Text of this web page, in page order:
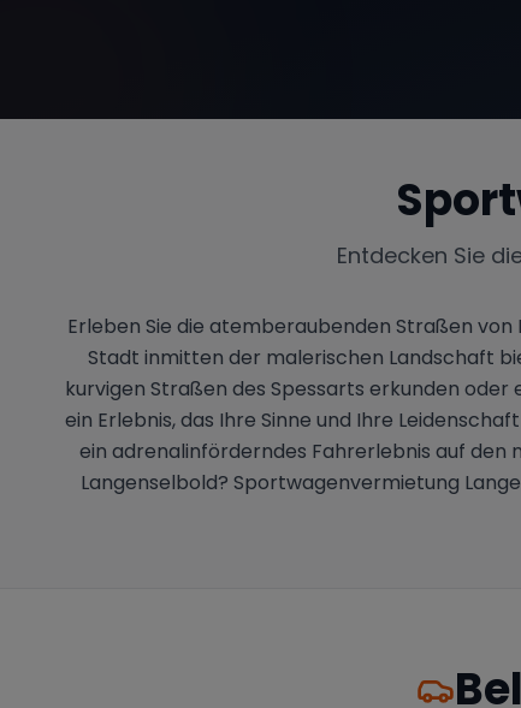
Entdecken Sie
Erleben Sie die atemberaubenden Straßen von
Stadt inmitten der malerischen Landschaft
kurvigen Straßen des Spessarts erkunden
ein Erlebnis, das Ihre Sinne und Ihre
ein adrenalinförderndes Fahrerlebnis auf den
Langenselbold? Sportwagenvermietung